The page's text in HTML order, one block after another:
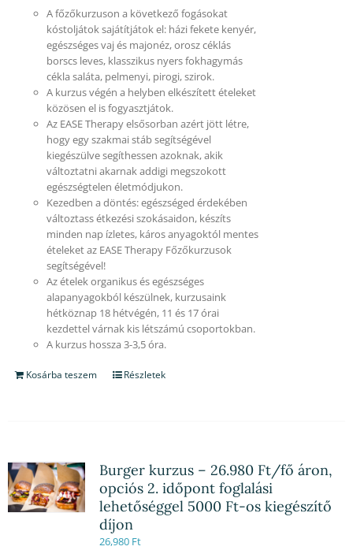
A főzőkurzuson a következő fogásokat
kóstoljátok sajátítjátok el: házi fekete kenyér,
egészséges vaj és majonéz, orosz céklás
borscs leves, klasszikus nyers fokhagymás
cékla saláta, pelmenyi, pirogi, szirok.
A kurzus végén a helyben elkészített ételeket
közösen el is fogyasztjátok.
Az EASE Therapy elsősorban azért jött létre,
hogy egy szakmai stáb segítségével
kiegészülve segíthessen azoknak, akik
változtatni akarnak addigi megszokott
egészségtelen életmódjukon.
Kezedben a döntés: egészséged érdekében
változtass étkezési szokásaidon, készíts
minden nap ízletes, káros anyagoktól mentes
ételeket az EASE Therapy Főzőkurzusok
segítségével!
Az ételek organikus és egészséges
alapanyagokból készülnek, kurzusaink
hétköznap 18 hétvégén, 11 és 17 órai
kezdettel várnak kis létszámú csoportokban.
A kurzus hossza 3-3,5 óra.
Kosárba teszem Részletek
Burger kurzus – 26.980 Ft/fő áron,
opciós 2. időpont foglalási
lehetőséggel 5000 Ft-os kiegészítő
díjon
26,980 Ft